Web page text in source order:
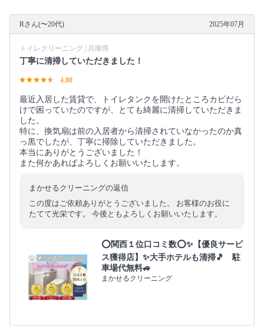
Rさん(〜20代) 2025年07月
トイレクリーニング | 兵庫県
丁寧に清掃していただきました！
4.80
最近入居した賃貸で、トイレタンクを開けたところカビだら
けで困っていたのですが、とても綺麗に清掃していただきま
した。
特に、換気扇は前の入居者から清掃されていなかったのか真
っ黒でしたが、丁寧に掃除していただきました。
本当にありがとうございました！
また何かあればよろしくお願いいたします。
まかせるクリーニングの返信
この度はご依頼ありがとうございました。 お客様のお役に
たてて光栄です。 今後ともよろしくお願いいたします。
⭕関西１位口コミ数⭕✨【優良サービ
ス獲得店】✨大手ホテルも清掃🎵 駐
車場代無料🚙
まかせるクリーニング